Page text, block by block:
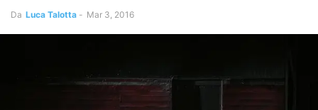
Da Luca Talotta - Mar 3, 2016